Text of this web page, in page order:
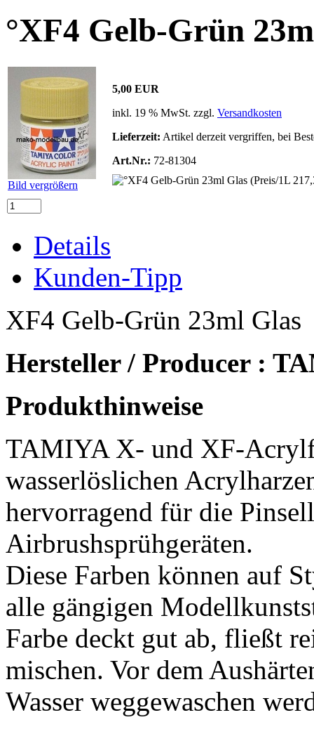
°XF4 Gelb-Grün
Bild vergrößern
5,00 EUR
inkl. 19 % MwSt. zzgl. Versandkosten
Lieferzeit: Artikel derzeit vergriffen, bei
Art.Nr.: 72-81304
Details
Kunden-Tipp
XF4 Gelb-Grün 23ml Glas
Hersteller / Producer :
Produkthinweise
TAMIYA X- und XF-
wasserlöslichen
hervorragend für die
Airbrushsprühgeräten.
Diese Farben können auf
alle gängigen
Farbe deckt gut ab, fließt
mischen. Vor dem
Wasser weggewaschen